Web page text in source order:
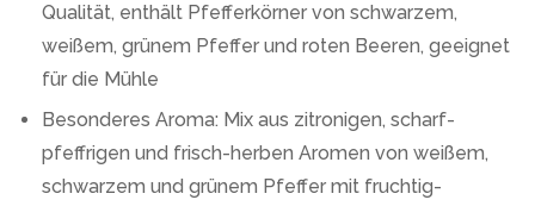
Qualität, enthält Pfefferkörner von schwarzem,
weißem, grünem Pfeffer und roten Beeren, geeignet
für die Mühle
Besonderes Aroma: Mix aus zitronigen, scharf-
pfeffrigen und frisch-herben Aromen von weißem,
schwarzem und grünem Pfeffer mit fruchtig-